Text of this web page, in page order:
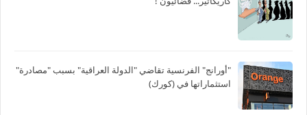
"أورانج" الفرنسية تقاضي "الدولة العراقية" بسبب "مصادرة"
استثماراتها في (كورك)